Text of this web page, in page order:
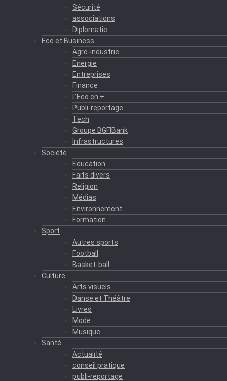
Sécurité
associations
Diplomatie
Eco et Business
Agro-industrie
Energie
Entreprises
Finance
L’Eco en +
Publi-reportage
Tech
Groupe BGFIBank
Infrastructures
Société
Education
Faits divers
Religion
Médias
Environnement
Formation
Sport
Autres sports
Football
Basket-ball
Culture
Arts visuels
Danse et Théâtre
Livres
Mode
Musique
Santé
Actualité
conseil pratique
publi-reportage